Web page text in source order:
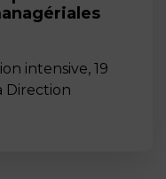
intensive, 19
Direction